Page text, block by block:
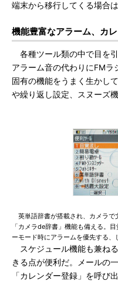
端末から移行してくる場合
機能豊富なアラーム、カ
各種ツール類の中で目を
アラーム音の代わりにFM
固有の機能をうまく生かし
や繰り返し設定、スヌーズ
英単語辞書が搭載され、カメラで
「カメラde辞書」機能も備える。
ーモード時にアラームを優先する、
スケジュール機能も兼ね
きる点が便利だ。メールの
「カレンダー登録」を呼び